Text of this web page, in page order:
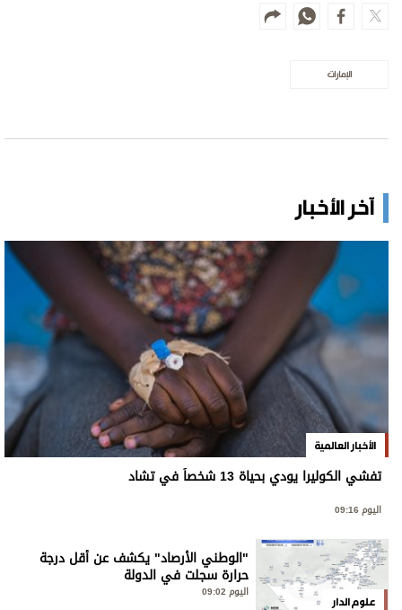
الإمارات
آخر الأخبار
الأخبار العالمية
تفشي الكوليرا يودي بحياة 13 شخصاً في تشاد
اليوم 09:16
علوم الدار
"الوطني الأرصاد" يكشف عن أقل درجة
حرارة سجلت في الدولة
اليوم 09:02